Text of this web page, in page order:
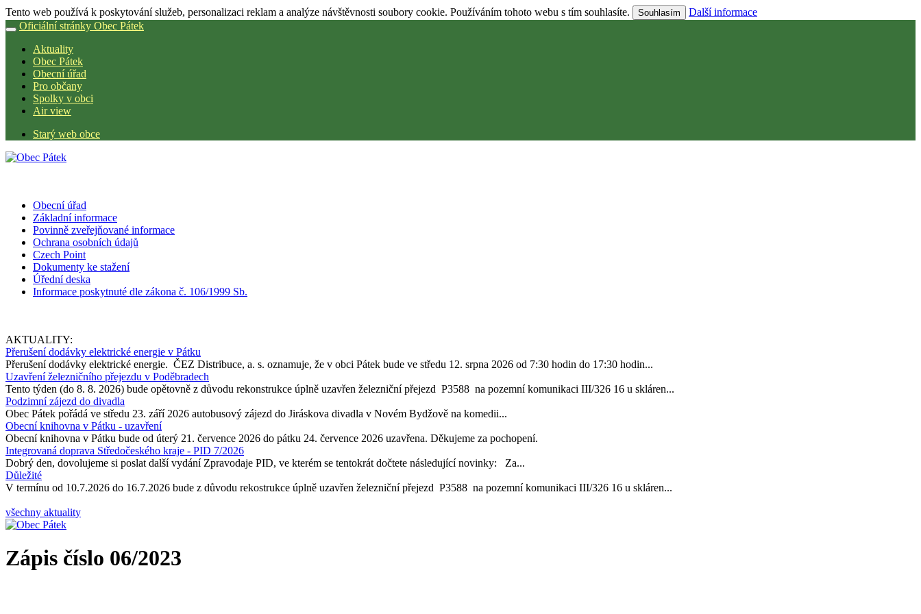
Tento web používá k poskytování služeb, personalizaci reklam a analýze návštěvnosti soubory cookie. Používáním tohoto webu s tím souhlasíte. Souhlasím
Další informace
Oficiální stránky Obec Pátek
Aktuality
Obec Pátek
Obecní úřad
Pro občany
Spolky v obci
Air view
Starý web obce
Obecní úřad
Základní informace
Povinně zveřejňované informace
Ochrana osobních údajů
Czech Point
Dokumenty ke stažení
Úřední deska
Informace poskytnuté dle zákona č. 106/1999 Sb.
AKTUALITY:
Přerušení dodávky elektrické energie v Pátku
Přerušení dodávky elektrické energie. ČEZ Distribuce, a. s. oznamuje, že v obci Pátek bude ve středu 12. srpna 2026 od 7:30 hodin do 17:30 hodin...
Uzavření železničního přejezdu v Poděbradech
Tento týden (do 8. 8. 2026) bude opětovně z důvodu rekonstrukce úplně uzavřen železniční přejezd P3588 na pozemní komunikaci III/326 16 u skláren...
Podzimní zájezd do divadla
Obec Pátek pořádá ve středu 23. září 2026 autobusový zájezd do Jiráskova divadla v Novém Bydžově na komedii...
Obecní knihovna v Pátku - uzavření
Obecní knihovna v Pátku bude od úterý 21. července 2026 do pátku 24. července 2026 uzavřena. Děkujeme za pochopení.
Integrovaná doprava Středočeského kraje - PID 7/2026
Dobrý den, dovolujeme si poslat další vydání Zpravodaje PID, ve kterém se tentokrát dočtete následující novinky: Za...
Důležité
V termínu od 10.7.2026 do 16.7.2026 bude z důvodu rekostrukce úplně uzavřen železniční přejezd P3588 na pozemní komunikaci III/326 16 u skláren...
všechny aktuality
Zápis číslo 06/2023